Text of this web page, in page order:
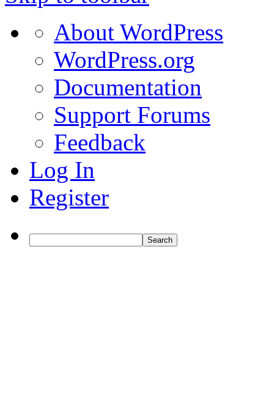
WordPressAbout WordPress
WordPress.org
Documentation
Support Forums
Feedback
Log In
Register
Search